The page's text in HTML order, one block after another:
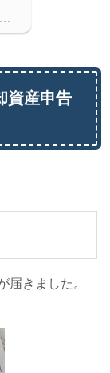
資産申告
届きました。